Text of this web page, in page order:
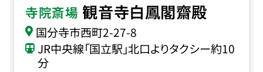
寺院斎場 観音寺白鳳閣齋殿
国分寺市西町2-27-8
JR中央線「国立駅」北口よりタクシー約10
分